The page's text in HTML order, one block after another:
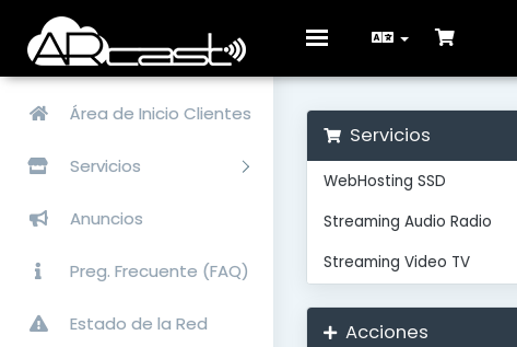
Toggle
Área de Inicio Clientes
Servicios
Anuncios
Preg. Frecuente (FAQ)
Estado de la Red
Servicios
WebHosting SSD
Streaming Audio Radio
Streaming Video TV
Acciones